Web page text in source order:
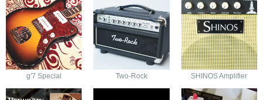
g'7 Special Two-Rock SHINOS Amplifier